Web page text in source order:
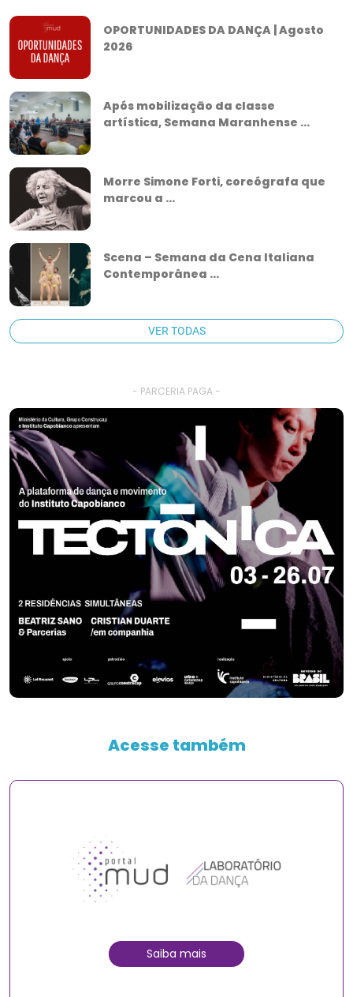
OPORTUNIDADES DA DANÇA | Agosto
2026
Após mobilização da classe
artística, Semana Maranhense ...
Morre Simone Forti, coreógrafa que
marcou a ...
Scena – Semana da Cena Italiana
Contemporânea ...
VER TODAS
- PARCERIA PAGA -
Acesse também
Saiba mais